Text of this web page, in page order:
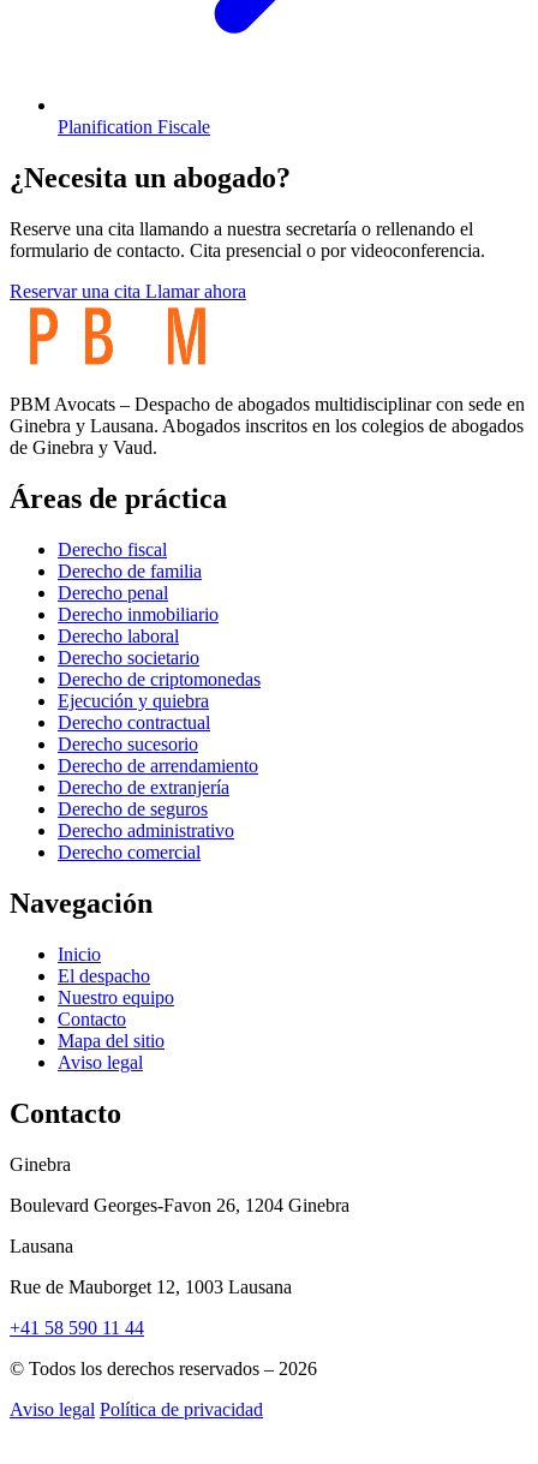
Planification Fiscale
¿Necesita un abogado?
Reserve una cita llamando a nuestra secretaría o rellenando el
formulario de contacto. Cita presencial o por videoconferencia.
Reservar una cita Llamar ahora
PBM Avocats – Despacho de abogados multidisciplinar con sede en
Ginebra y Lausana. Abogados inscritos en los colegios de abogados
de Ginebra y Vaud.
Áreas de práctica
Derecho fiscal
Derecho de familia
Derecho penal
Derecho inmobiliario
Derecho laboral
Derecho societario
Derecho de criptomonedas
Ejecución y quiebra
Derecho contractual
Derecho sucesorio
Derecho de arrendamiento
Derecho de extranjería
Derecho de seguros
Derecho administrativo
Derecho comercial
Navegación
Inicio
El despacho
Nuestro equipo
Contacto
Mapa del sitio
Aviso legal
Contacto
Ginebra
Boulevard Georges-Favon 26, 1204 Ginebra
Lausana
Rue de Mauborget 12, 1003 Lausana
+41 58 590 11 44
© Todos los derechos reservados – 2026
Aviso legal Política de privacidad